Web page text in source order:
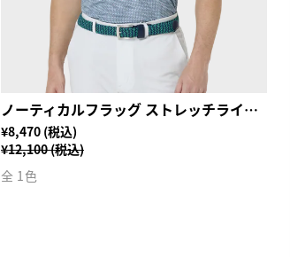
ノーティカルフラッグ ストレッチライル半袖モックネックシャツ
¥12,100 (税込)
¥8,470 (税込)
全 1色